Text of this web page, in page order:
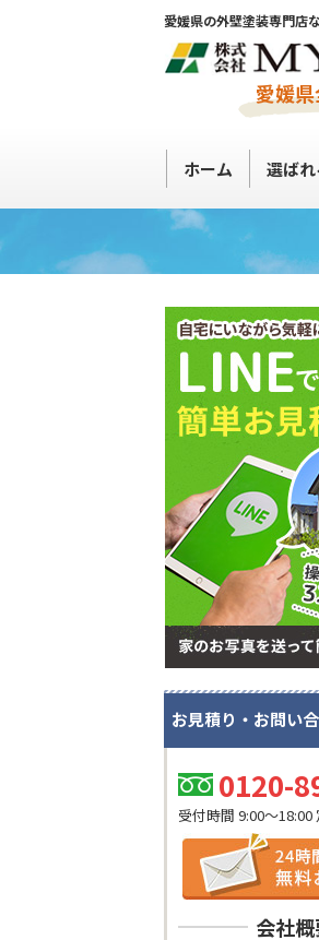
愛媛県の外壁塗装専門店
愛媛
ホーム 選ば
お見積り・お問い
0120-
受付時間 9:00～18:00
会社